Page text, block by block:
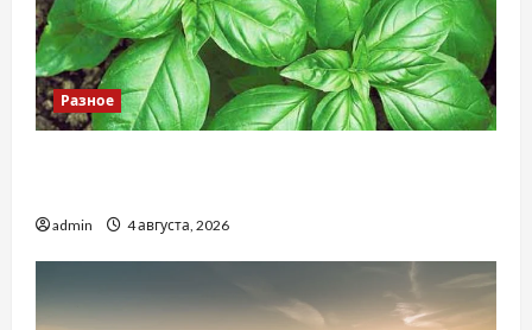
Разное
admin 4 августа, 2026